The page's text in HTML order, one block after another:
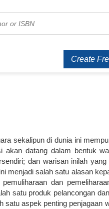
Create
sekalipun di dunia ini
akan datang dalam bentuk
dan warisan inilah
menjadi salah satu alasan
dan
satu produk pelancongan
aspek penting penjagaan